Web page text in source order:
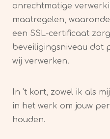
onrechtmatige
maatregelen,
een SSL-certificaat
beveiligingsniveau dat
wij verwerken.
In 't kort, zowel ik als
in het werk om jouw
houden.